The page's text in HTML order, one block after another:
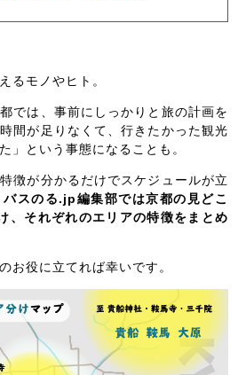
るモノやヒト。
では、事前にしっかりと旅の計画を
間が足りなくて、行きたかった観光
」という事態になることも。
徴が分かるだけでスケジュールが立
バスのる.jp編集部では京都の見どこ
、それぞれのエリアの特徴をまとめ
お役に立てれば幸いです。